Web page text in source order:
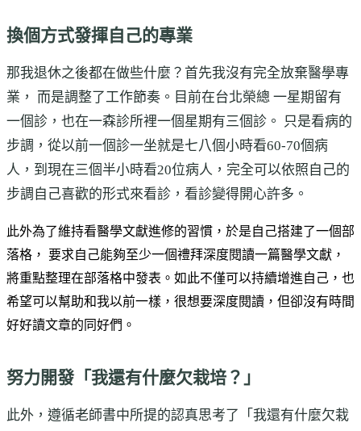
換個方式發揮自己的專業
那我退休之後都在做些什麼？首先我沒有完全放棄醫學專
業， 而是調整了工作節奏。目前在台北榮總 一星期留有
一個診，也在一森診所裡一個星期有三個診。 只是看病的
步調，從以前一個診一坐就是七八個小時看60-70個病
人，到現在三個半小時看20位病人，完全可以依照自己的
步調自己喜歡的形式來看診，看診變得開心許多。
此外為了維持看醫學文獻進修的習慣，於是自己搭建了一個部
落格， 要求自己能夠至少一個禮拜深度閱讀一篇醫學文獻，
將重點整理在部落格中發表。如此不僅可以持續增進自己，也
希望可以幫助和我以前一樣，很想要深度閱讀，但卻沒有時間
好好讀文章的同好們。
努力開發「我還有什麼欠栽培？」
此外，遵循老師書中所提的認真思考了「我還有什麼欠栽